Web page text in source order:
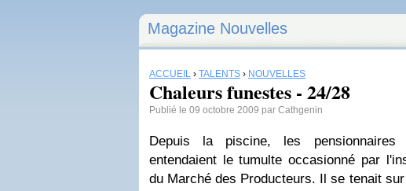
Magazine Nouvelles
ACCUEIL › TALENTS › NOUVELLES
Chaleurs funestes - 24/28
Publié le 09 octobre 2009 par Cathgenin
Depuis la piscine, les
entendaient le tumulte occasionné par
du Marché des Producteurs. Il se tenait